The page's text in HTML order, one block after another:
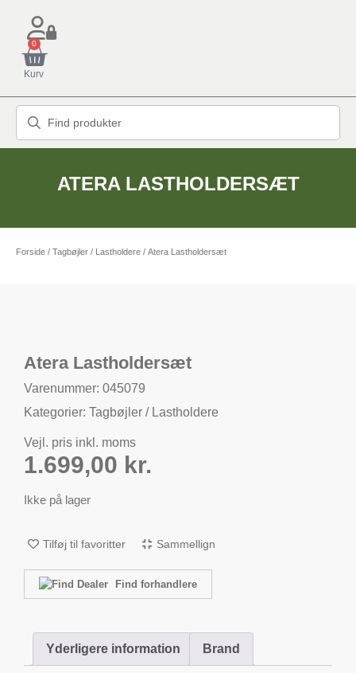
0
Kurv
ATERA LASTHOLDERSÆT
Forside / Tagbøjler / Lastholdere / Atera Lastholdersæt
Atera Lastholdersæt
Varenummer: 045079
Kategorier: Tagbøjler / Lastholdere
Vejl. pris inkl. moms
1.699,00 kr.
Ikke på lager
Tilføj til favoritter Sammellign
Find forhandlere
Yderligere information Brand